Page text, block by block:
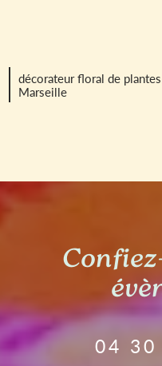
décorateur floral de
Marseille
04